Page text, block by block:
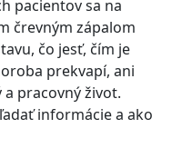
pacientov sa na
črevným zápalom
čo jesť, čím je
prekvapí, ani
pracovný život.
informácie a ako